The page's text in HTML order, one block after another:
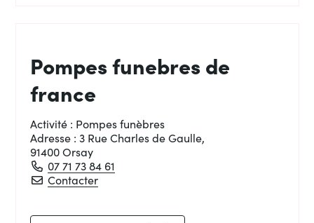
Pompes funebres de
france
Activité : Pompes funèbres
Adresse : 3 Rue Charles de Gaulle,
91400 Orsay
07 71 73 84 61
ContacterPompes funebres de france